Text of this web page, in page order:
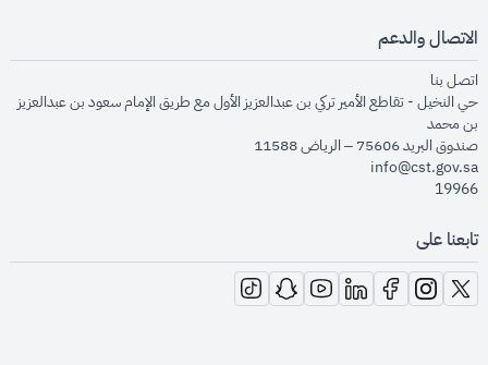
الاتصال والدعم
اتصل بنا
حي النخيل - تقاطع الأمير تركي بن عبدالعزيز الأول مع طريق الإمام سعود بن عبدالعزيز
بن محمد
صندوق البريد 75606 – الرياض 11588
info@cst.gov.sa
19966
تابعنا على
opens in new window
opens in new window
opens in new window
opens in new window
opens in new window
opens in new window
opens in new window